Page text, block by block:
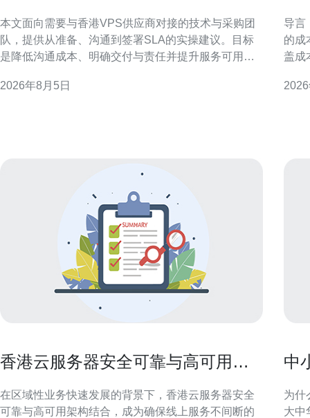
本文面向需要与香港VPS供应商对接的技术与采购团
队，提供从准备、沟通到签署SLA的实操建议。目标
是降低沟通成本、明确交付与责任并提升服务可用
业务目标、流量峰值、合规要求与预算边界，明确内
2026年8月5日
导言：目标
的成
盖成
一、推
香港云服务器安全可靠与高可用架
在区域性业务快速发展的背景下，香港云服务器安全
可靠与高可用架构结合，成为确保线上服务不间断的
中
为什
大中